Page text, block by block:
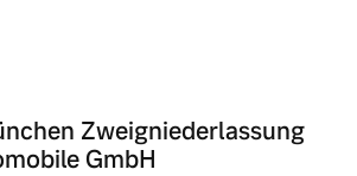
Zweigniederlassung
GmbH